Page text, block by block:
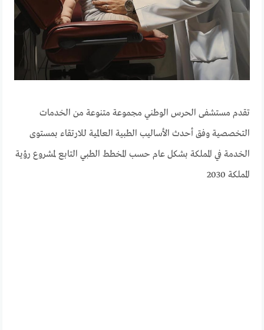
تقدم مستشفى الحرس الوطني مجموعة متنوعة من الخدمات
التخصصية وفق أحدث الأساليب الطبية العالمية للارتقاء بمستوى
الخدمة في المملكة بشكل عام حسب المخطط الطبي التابع لمشروع رؤية
المملكة 2030